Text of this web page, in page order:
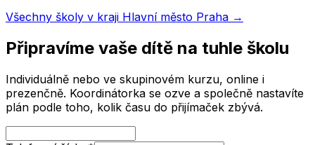
Všechny školy v kraji Hlavní město Praha →
Připravíme vaše dítě na tuhle školu
Individuálně nebo ve skupinovém kurzu, online i
prezenčně. Koordinátorka se ozve a společně nastavíte
plán podle toho, kolik času do přijímaček zbývá.